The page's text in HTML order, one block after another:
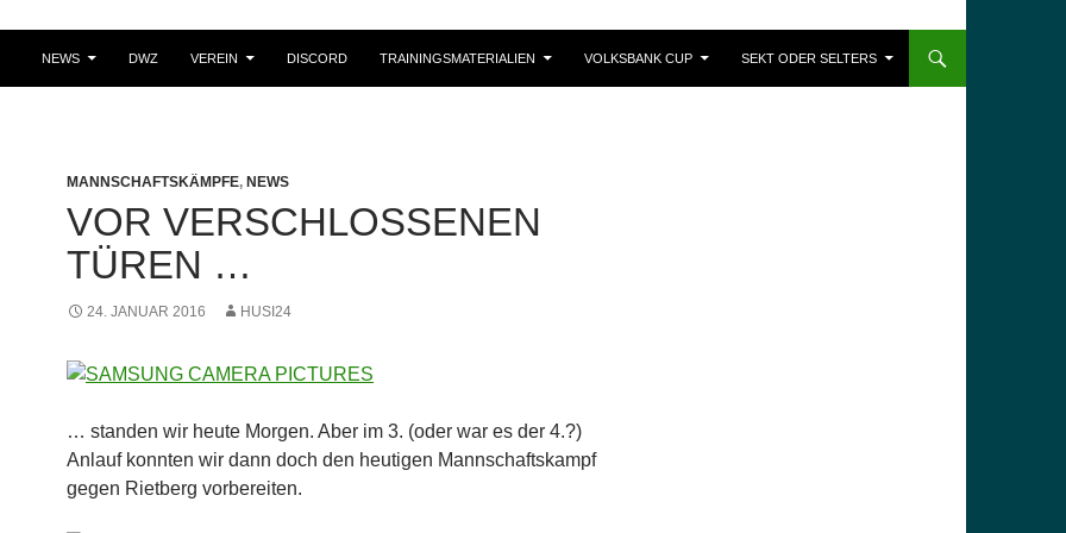
NEWS DWZ VEREIN DISCORD TRAININGSMATERIALIEN VOLKSBANK CUP SEKT ODER SELTERS
MANNSCHAFTSKÄMPFE, NEWS
VOR VERSCHLOSSENEN
TÜREN …
24. JANUAR 2016 HUSI24
… standen wir heute Morgen. Aber im 3. (oder war es der 4.?)
Anlauf konnten wir dann doch den heutigen Mannschaftskampf
gegen Rietberg vorbereiten.